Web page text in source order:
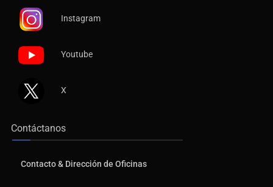
Instagram
Youtube
X
Contáctanos
Contacto & Dirección de Oficinas